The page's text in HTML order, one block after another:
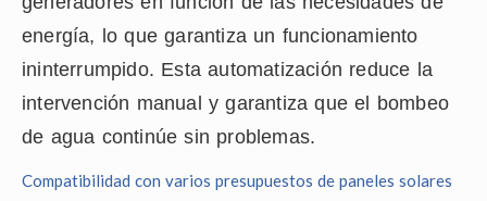
energía, lo que garantiza un funcionamiento
ininterrumpido. Esta automatización reduce la
intervención manual y garantiza que el bombeo
de agua continúe sin problemas.
Compatibilidad con varios presupuestos de paneles solares